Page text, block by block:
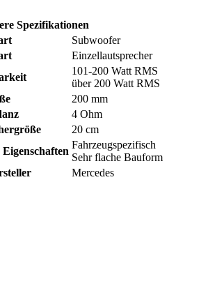
Spezifikationen
Subwoofer
Einzellautsprecher
101-200 Watt RMS
über 200 Watt RMS
200 mm
4 Ohm
20 cm
Fahrzeugspezifisch
Sehr flache Bauform
Mercedes